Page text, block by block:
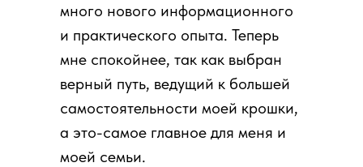
много нового информационного
и практического опыта. Теперь
мне спокойнее, так как выбран
верный путь, ведущий к большей
самостоятельности моей крошки,
а это-самое главное для меня и
моей семьи.